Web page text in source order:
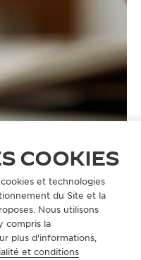
COOKIES
et technologies
du Site et la
Nous utilisons
compris la
plus d'informations,
et conditions